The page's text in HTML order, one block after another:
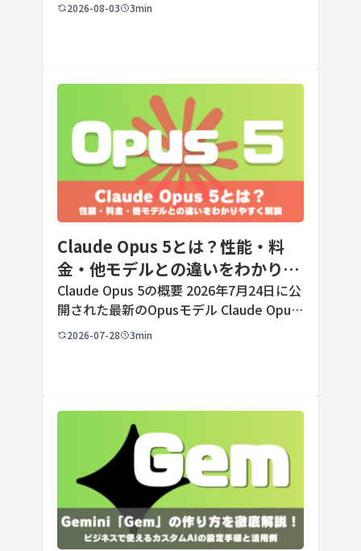
2026-08-03 3min
Claude Opus 5とは？性能・料
金・他モデルとの違いをわかりや
すく解説
Claude Opus 5の概要 2026年7月24日に公
開された最新のOpusモデル Claude Opus
5は、米国のAI企業Anthropic（アンソロピ
2026-07-28 3min